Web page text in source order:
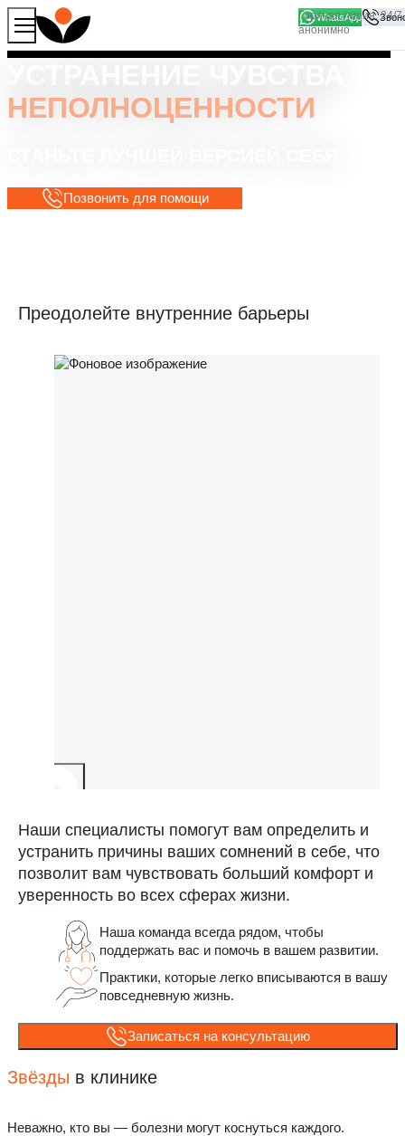
WhatsApp
НЕПОЛНОЦЕННОСТИ
Позвонить для помощи
Преодолейте внутренние барьеры
Наши специалисты помогут вам определить и
устранить причины ваших сомнений в себе, что
позволит вам чувствовать больший комфорт и
уверенность во всех сферах жизни.
Наша команда всегда рядом, чтобы
поддержать вас и помочь в вашем развитии.
Практики, которые легко вписываются в вашу
повседневную жизнь.
Записаться на консультацию
Звёзды в клинике
Неважно, кто вы — болезни могут коснуться каждого.
Продолжая работу с сайтом, вы соглашаетесь на то, что
мы используем файлы
Хорошо